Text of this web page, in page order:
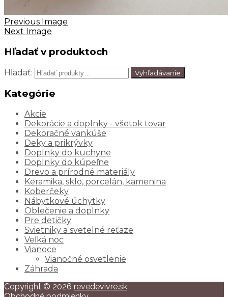
Previous Image
Next Image
Hľadať v produktoch
Hľadať: Vyhľadávanie
Kategórie
Akcie
Dekorácie a doplnky - všetok tovar
Dekoračné vankúše
Deky a prikrývky
Doplnky do kuchyne
Doplnky do kúpeľne
Drevo a prírodné materiály
Keramika, sklo, porcelán, kamenina
Koberčeky
Nábytkové úchytky
Oblečenie a doplnky
Pre detičky
Svietniky a svetelné reťaze
Veľká noc
Vianoce
Vianočné osvetlenie
Záhrada
Copyright © 2026 revedevivre.sk